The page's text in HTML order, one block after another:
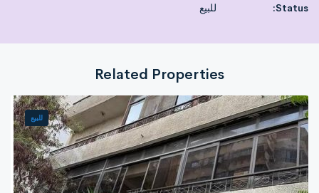
Status:
للبيع
Related Properties
للبيع